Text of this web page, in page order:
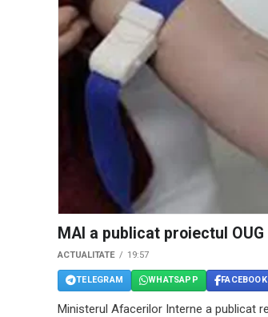
MAI a publicat proiectul
ACTUALITATE 19:57
TELEGRAM WHATSAPP FACEBOOK
Ministerul Afacerilor Interne a publicat